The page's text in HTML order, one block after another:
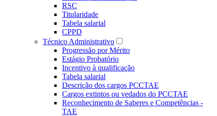
RSC
Titularidade
Tabela salarial
CPPD
Técnico Administrativo
Progressão por Mérito
Estágio Probatório
Incentivo à qualificação
Tabela salarial
Descrição dos cargos PCCTAE
Cargos extintos ou vedados do PCCTAE
Reconhecimento de Saberes e Competências -
TAE